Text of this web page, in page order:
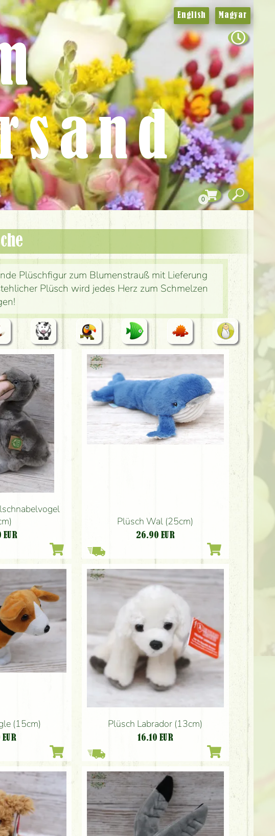
Plüschfigur zum Blumenstrauß mit Lieferung
Plüsch wird jedes Herz zum Schmelzen
EUR
Plüsch Wal (25cm)
26.90 EUR
(15cm)
EUR
Plüsch Labrador (13cm)
16.10 EUR
English Magyar
0